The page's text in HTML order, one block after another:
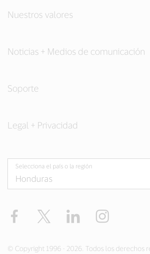
Nuestros valores
Noticias + Medios de comunicación
Soporte
Legal + Privacidad
Selecciona el país o la región
Facebook Twitter LinkedIn
© Copyright 1996 - 2026. Todos los derechos